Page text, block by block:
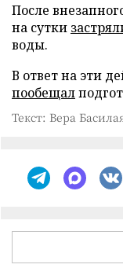
После
на сутки
воды.
В ответ на эти
пообещал
Текст: Вера